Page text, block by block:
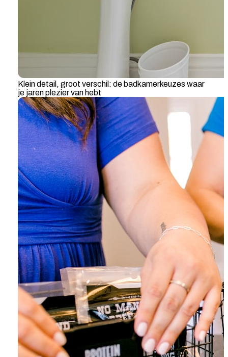
Klein detail, groot verschil: de badkamerkeuzes waar
je jaren plezier van hebt